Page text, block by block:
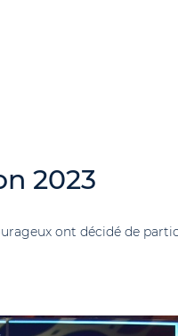
2023
ont décidé de